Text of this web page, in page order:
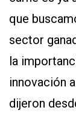
que
sector
la
innovación
dijeron